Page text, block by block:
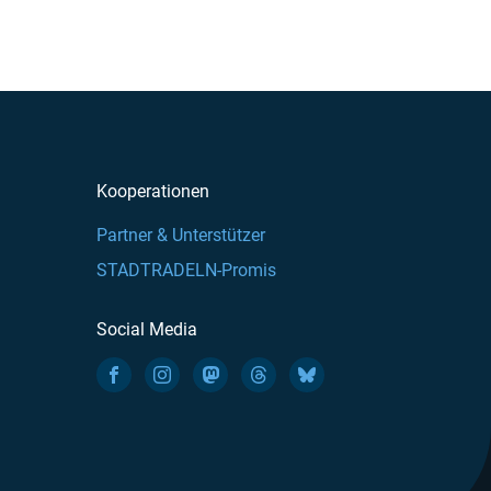
Kooperationen
Partner & Unterstützer
STADTRADELN-Promis
Social Media